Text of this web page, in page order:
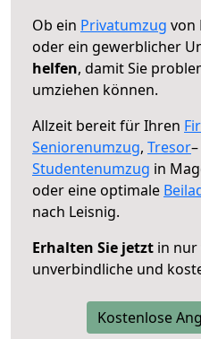
Ob ein Privatumzug von
oder ein gewerblicher
helfen, damit Sie
umziehen können.
Allzeit bereit für Ihren
Seniorenumzug, Tresor
Studentenumzug in
oder eine optimale
nach Leisnig.
Erhalten Sie jetzt in
unverbindliche und
Kostenlose